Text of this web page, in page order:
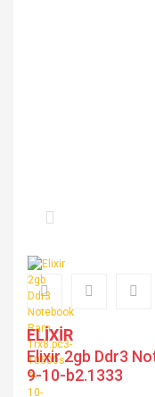
ELİXİR
Elixir 2gb Ddr3
9-10-b2.1333